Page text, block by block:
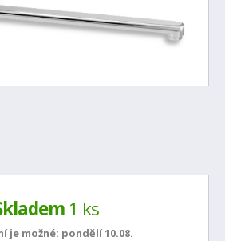
1 ks
je možné: pondělí 10.08.